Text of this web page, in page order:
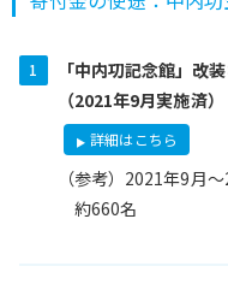
「中内㓛記念館」改
（2021年9月実施済）
詳細はこちら
（参考）2021年9月
約660名